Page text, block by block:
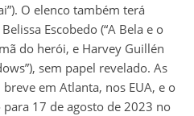
O elenco também terá
Escobedo (“A Bela e o
do herói, e Harvey Guillén
sem papel revelado. As
em Atlanta, nos EUA, e o
17 de agosto de 2023 no